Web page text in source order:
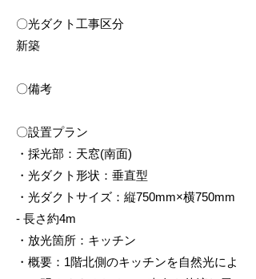
〇光ダクト工事区分
新築
〇備考
〇設置プラン
・採光部：天窓(南面)
・光ダクト形状：垂直型
・光ダクトサイズ：縦750mm×横750mm
- 長さ約4m
・放光箇所：キッチン
・概要：1階北側のキッチンを自然光によ